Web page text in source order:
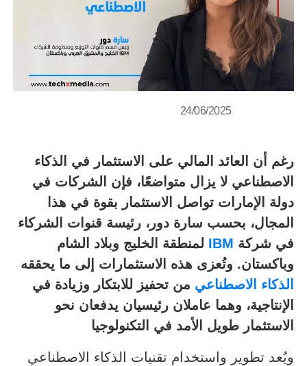
24/06/2025
رغم أن العائد المالي على الاستثمار في الذكاء
الاصطناعي لا يزال متواضعًا، فإن الشركات في
دولة الإمارات تواصل الاستثمار بقوة في هذا
المجال، بحسب سارة دور، رئيسة قنوات الشركاء
في شركة IBM لمنطقة الخليج وبلاد الشام
وباكستان. وتُعزى هذه الاستثمارات إلى ما يحققه
الذكاء الاصطناعي من تحفيز للابتكار وزيادة في
الإنتاجية، وهما عاملان رئيسيان يدفعان نحو
الاستثمار طويل الأمد في التكنولوجيا
ويُعد تطوير واستخدام تقنيات الذكاء الاصطناعي